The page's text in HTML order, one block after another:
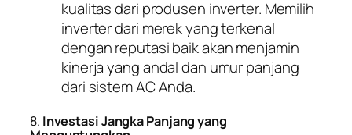
kualitas dari produsen inverter. Memilih
inverter dari merek yang terkenal
dengan reputasi baik akan menjamin
kinerja yang andal dan umur panjang
dari sistem AC Anda.
8. Investasi Jangka Panjang yang